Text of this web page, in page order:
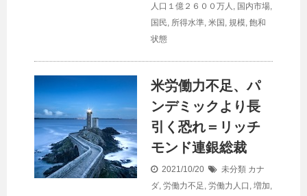
人口１億２６００万人 , 国内市場,
国民, 所得水準, 米国 , 規模, 飽和
状態
米労働力不足、パ
ンデミックより長
引く恐れ＝リッチ
モンド連銀総裁
2021/10/20 未分類 カナ
ダ, 労働力不足 , 労働力人口 , 増加,